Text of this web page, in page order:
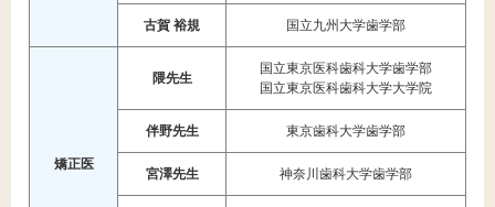
古賀 裕規 国立九州大学歯学部
矯正医
隈先生
国立東京医科歯科大学歯学部
国立東京医科歯科大学大学院
伴野先生 東京歯科大学歯学部
宮澤先生 神奈川歯科大学歯学部